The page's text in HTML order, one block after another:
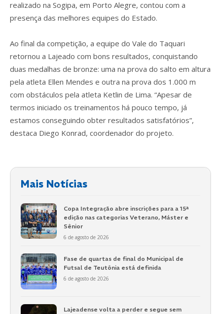
realizado na Sogipa, em Porto Alegre, contou com a
presença das melhores equipes do Estado.
Ao final da competição, a equipe do Vale do Taquari
retornou a Lajeado com bons resultados, conquistando
duas medalhas de bronze: uma na prova do salto em altura
pela atleta Ellen Mendes e outra na prova dos 1.000 m
com obstáculos pela atleta Ketlin de Lima. “Apesar de
termos iniciado os treinamentos há pouco tempo, já
estamos conseguindo obter resultados satisfatórios”,
destaca Diego Konrad, coordenador do projeto.
Mais Notícias
Copa Integração abre inscrições para a 15ª
edição nas categorias Veterano, Máster e
Sênior
6 de agosto de 2026
Fase de quartas de final do Municipal de
Futsal de Teutônia está definida
6 de agosto de 2026
Lajeadense volta a perder e segue sem